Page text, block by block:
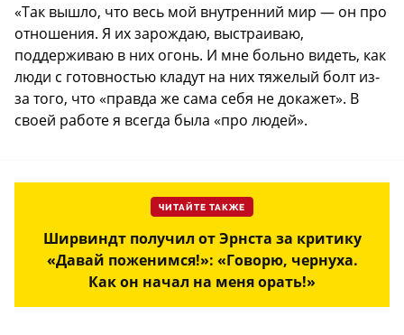
«Так вышло, что весь мой внутренний мир — он про
отношения. Я их зарождаю, выстраиваю,
поддерживаю в них огонь. И мне больно видеть, как
люди с готовностью кладут на них тяжелый болт из-
за того, что «правда же сама себя не докажет». В
своей работе я всегда была «про людей».
ЧИТАЙТЕ ТАКЖЕ
Ширвиндт получил от Эрнста за критику
«Давай поженимся!»: «Говорю, чернуха.
Как он начал на меня орать!»